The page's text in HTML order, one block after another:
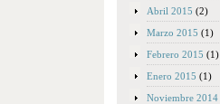
Abril 2015 (2)
Marzo 2015 (1)
Febrero 2015 (1)
Enero 2015 (1)
Noviembre 2014